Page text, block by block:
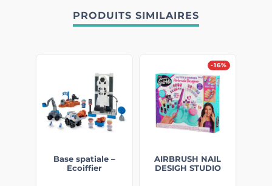
PRODUITS SIMILAIRES
Base spatiale –
Ecoiffier
-16%
AIRBRUSH NAIL
DESIGH STUDIO